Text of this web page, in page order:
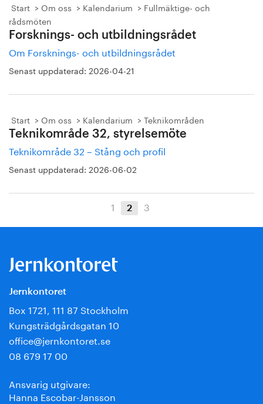
Start Om oss Kalendarium
Fullmäktige- och
rådsmöten
Forsknings- och utbildningsrådet
Om Forsknings- och utbildningsrådet
Senast uppdaterad: 2026-04-21
Start Om oss Kalendarium Teknikområden
Teknikområde 32, styrelsemöte
Teknikområde 32 – Stång och profil
Senast uppdaterad: 2026-06-02
1 2 3
Jernkontoret
Box 1721, 111 87 Stockholm
Kungsträdgårdsgatan 10
office@jernkontoret.se
08 679 17 00
Ansvarig utgivare:
Hanna Escobar-Jansson